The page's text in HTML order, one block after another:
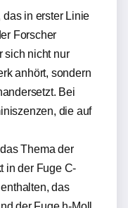
das in erster Linie
Forscher
sich nicht nur
anhört, sondern
Bei
die auf
Thema der
in der Fuge C-
das